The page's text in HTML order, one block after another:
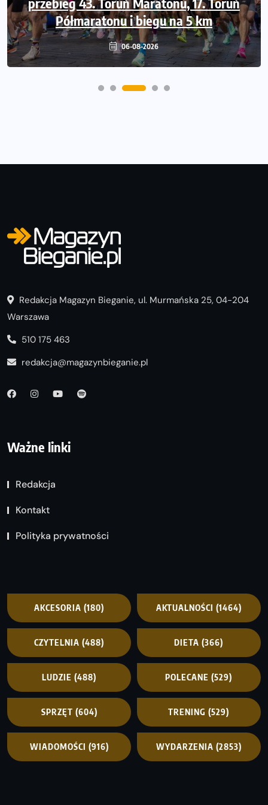
Półmaratonu i biegu na 5 km
06-08-2026
nagród i większym limitem uczestników
05-08-2026
Redakcja Magazyn Bieganie, ul. Murmańska 25, 04-204
Warszawa
510 175 463
redakcja@magazynbieganie.pl
Ważne linki
Redakcja
Kontakt
Polityka prywatności
AKCESORIA (180) AKTUALNOŚCI (1464)
CZYTELNIA (488) DIETA (366)
LUDZIE (488) POLECANE (529)
SPRZĘT (604) TRENING (529)
WIADOMOŚCI (916) WYDARZENIA (2853)